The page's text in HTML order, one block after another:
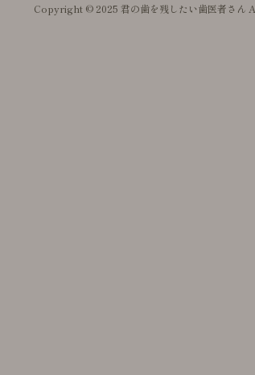
Copyright © 2025 君の歯を残したい歯医者さん